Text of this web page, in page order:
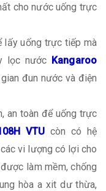
cho nước uống trực
uống trực tiếp mà
lọc nước Kangaroo
đun nước và điện
an toàn để uống trực
VTU còn có hệ
vi lượng có lợi cho
làm mềm, chống
hòa a xit dư thừa,